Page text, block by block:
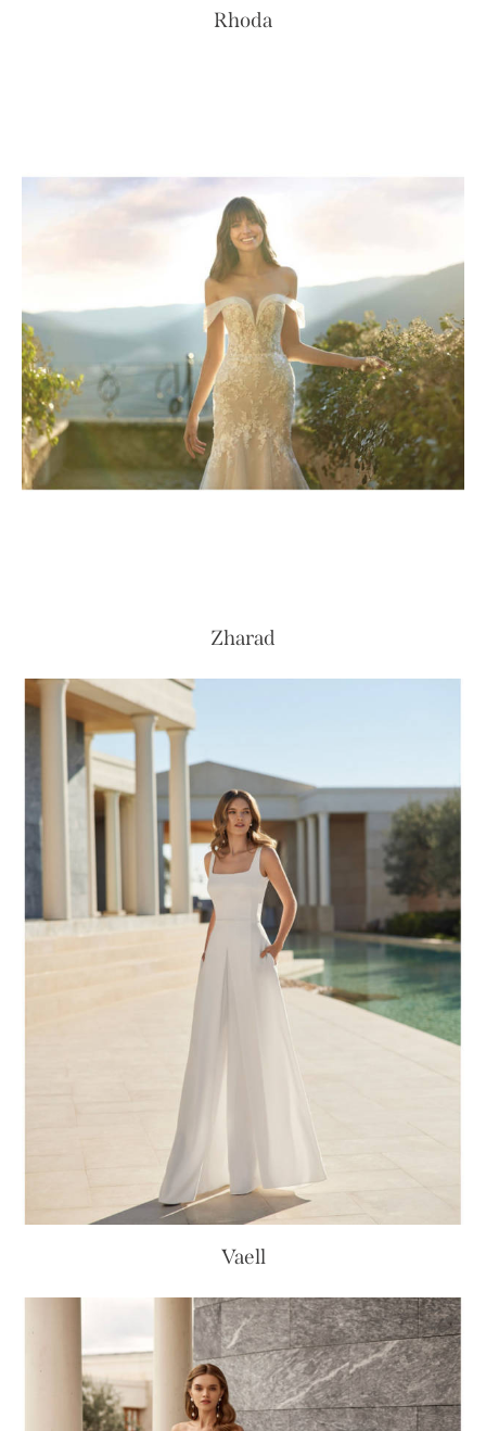
Rhoda
Zharad
Vaell